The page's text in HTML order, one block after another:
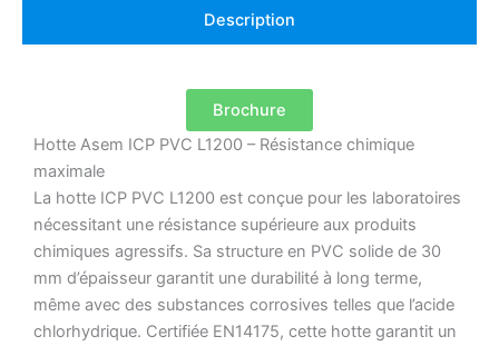
Description
Brochure
Hotte Asem ICP PVC L1200 – Résistance chimique
maximale
La hotte ICP PVC L1200 est conçue pour les laboratoires
nécessitant une résistance supérieure aux produits
chimiques agressifs. Sa structure en PVC solide de 30
mm d’épaisseur garantit une durabilité à long terme,
même avec des substances corrosives telles que l’acide
chlorhydrique. Certifiée EN14175, cette hotte garantit un